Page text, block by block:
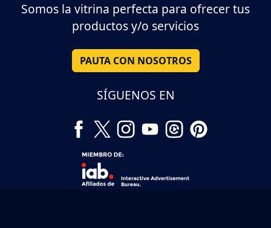
Somos la vitrina perfecta para ofrecer tus
productos y/o servicios
PAUTA CON NOSOTROS
SÍGUENOS EN